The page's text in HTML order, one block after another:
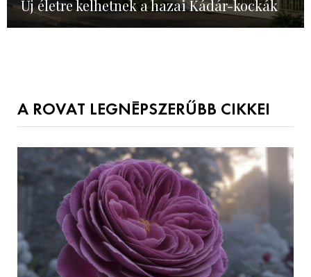
Új életre kelhetnek a hazai Kádár-kockák
A ROVAT LEGNÉPSZERŰBB CIKKEI